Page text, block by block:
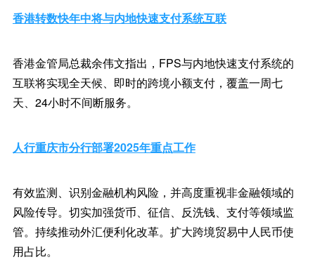
香港转数快年中将与内地快速支付系统互联
香港金管局总裁余伟文指出，FPS与内地快速支付系统的
互联将实现全天候、即时的跨境小额支付，覆盖一周七
天、24小时不间断服务。
人行重庆市分行部署2025年重点工作
有效监测、识别金融机构风险，并高度重视非金融领域的
风险传导。切实加强货币、征信、反洗钱、支付等领域监
管。持续推动外汇便利化改革。扩大跨境贸易中人民币使
用占比。